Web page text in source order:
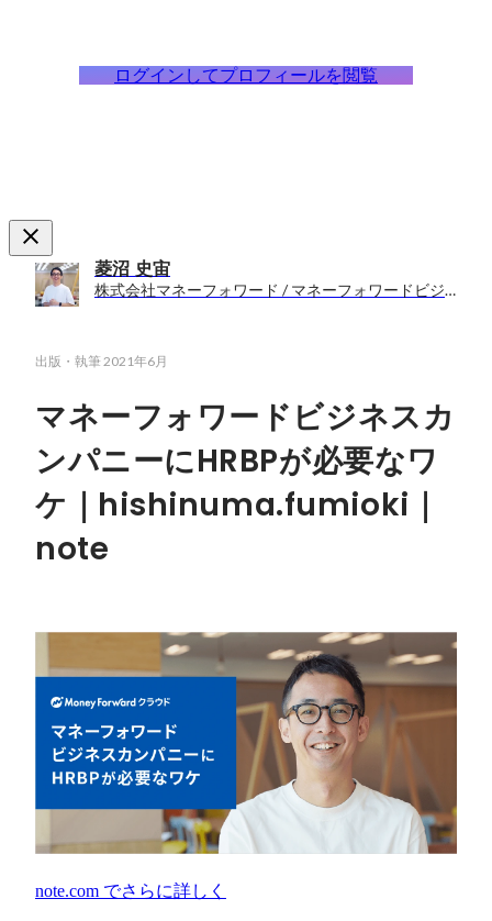
ログインしてプロフィールを閲覧
菱沼 史宙
株式会社マネーフォワード / マネーフォワードビジネスカンパニー HRBP室 室長
出版・執筆2021年6月
マネーフォワードビジネスカ
ンパニーにHRBPが必要なワ
ケ｜hishinuma.fumioki｜
note
note.com でさらに詳しく